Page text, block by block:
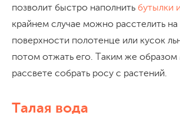
позволит быстро наполнить бутылки
крайнем случае можно расстелить на
поверхности полотенце или кусок
потом отжать его. Таким же
рассвете собрать росу с растений.
Талая вода